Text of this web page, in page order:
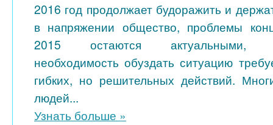
2016 год продолжает будоражить и
в напряжении общество, проблемы
2015 остаются актуальными,
необходимость обуздать ситуацию
гибких, но решительных действий.
людей...
Узнать больше »